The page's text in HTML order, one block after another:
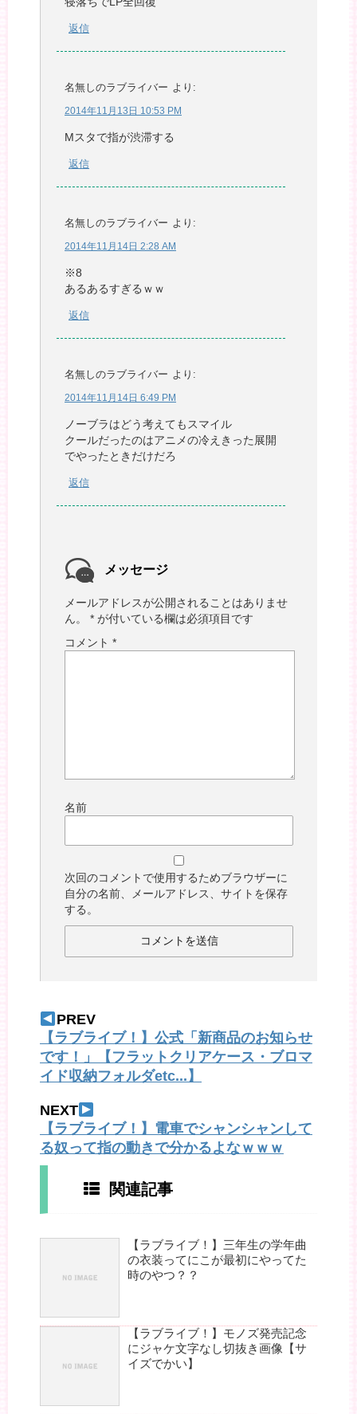
返信
名無しのラブライバー より:
2014年11月13日 10:53 PM
Mスタで指が渋滞する
返信
名無しのラブライバー より:
2014年11月14日 2:28 AM
※8
あるあるすぎるｗｗ
返信
名無しのラブライバー より:
2014年11月14日 6:49 PM
ノーブラはどう考えてもスマイル
クールだったのはアニメの冷えきった展開
でやったときだけだろ
返信
メッセージ
メールアドレスが公開されることはありませ
ん。
* が付いている欄は必須項目です
コメント *
名前
次回のコメントで使用するためブラウザーに
自分の名前、メールアドレス、サイトを保存
する。
PREV
【ラブライブ！】公式「新商品のお知らせ
です！」【フラットクリアケース・ブロマ
イド収納フォルダetc...】
NEXT
【ラブライブ！】電車でシャンシャンして
る奴って指の動きで分かるよなｗｗｗ
関連記事
【ラブライブ！】三年生の学年曲
の衣装ってにこが最初にやってた
時のやつ？？
【ラブライブ！】モノズ発売記念
にジャケ文字なし切抜き画像【サ
イズでかい】